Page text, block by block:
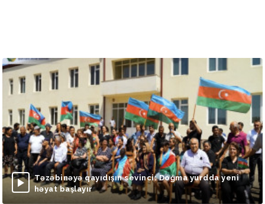
Təzəbinəyə qayıdışın sevinci: Doğma yurdda yeni
həyat başlayır